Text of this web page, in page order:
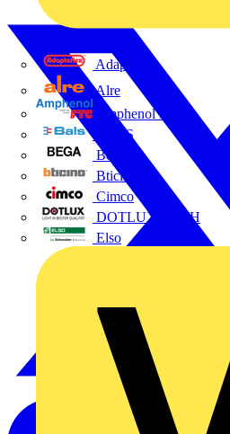
Adaptaflex
Alre
Amphenol FTG
BALS
Bega
Bticino
Cimco
DOTLUX GmbH
Elso